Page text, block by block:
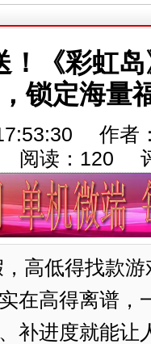
！《彩虹
锁定海量
17:53:30 作
读： 120
高低得找款
在高得离谱，
补进度就能让